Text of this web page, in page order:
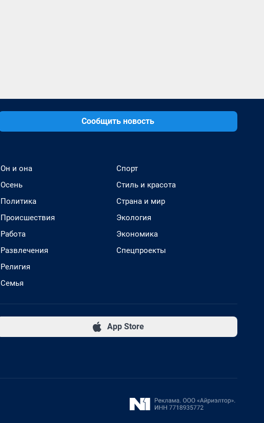
Сообщить новость
Он и она
Осень
Политика
Происшествия
Работа
Развлечения
Религия
Семья
Спорт
Стиль и красота
Страна и мир
Экология
Экономика
Спецпроекты
App Store